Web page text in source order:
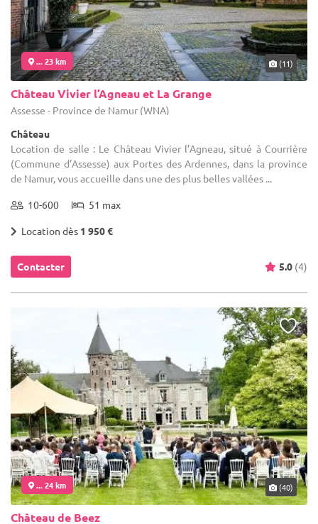
... 23 km (11)
Château Vivier l’Agneau et La Grange
Assesse - Province de Namur (WNA)
Château
Location de salle : Le Château Vivier l’Agneau, situé à Courrière
(Commune d’Assesse) aux Portes des Ardennes, dans la province
de Namur, vous accueille dans une des plus belles vallées ...
10-600 51 max
Location dès 1 950 €
Contacter 5.0 (4)
... 24 km (40)
Château de Beez